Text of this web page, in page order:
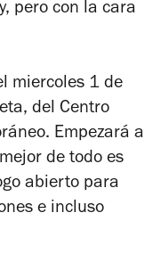
pero con la cara
miercoles 1 de
del Centro
Empezará a
de todo es
abierto para
e incluso